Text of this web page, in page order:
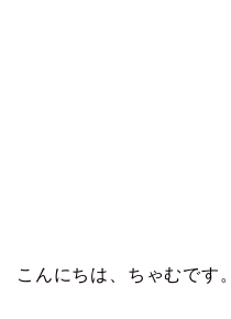
こんにちは、ちゃむです。